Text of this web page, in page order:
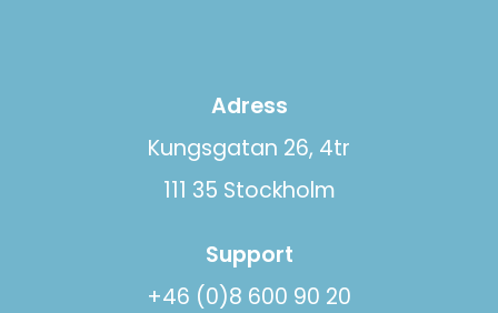
Adress
Kungsgatan 26, 4tr
111 35 Stockholm
Support
+46 (0)8 600 90 20